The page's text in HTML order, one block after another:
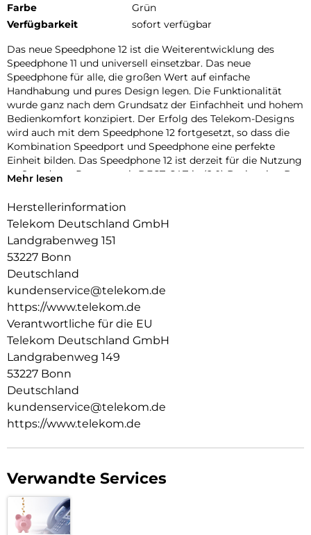
Farbe
Grün
Verfügbarkeit
sofort verfügbar
Das neue Speedphone 12 ist die Weiterentwicklung des
Speedphone 11 und universell einsetzbar. Das neue
Speedphone für alle, die großen Wert auf einfache
Handhabung und pures Design legen. Die Funktionalität
wurde ganz nach dem Grundsatz der Einfachheit und hohem
Bedienkomfort konzipiert. Der Erfolg des Telekom-Designs
wird auch mit dem Speedphone 12 fortgesetzt, so dass die
Kombination Speedport und Speedphone eine perfekte
Einheit bilden. Das Speedphone 12 ist derzeit für die Nutzung
an Speedport-Routern mit DECT-CAT-iq (2.0) Basis, wie z.B.
einem IP-basierten Anschluss optimiert. Das große
Multifunktionstaste (3-Wege Navigation), die einfache
Inbetriebnahme, die intuitive Benutzerführung und HD Voice
runden das Kundenerlebnis ab.
Mehr lesen
Herstellerinformation
Telekom Deutschland GmbH
Landgrabenweg 151
53227 Bonn
Deutschland
kundenservice@telekom.de
https://www.telekom.de
Verantwortliche für die EU
Telekom Deutschland GmbH
Landgrabenweg 149
53227 Bonn
Deutschland
kundenservice@telekom.de
https://www.telekom.de
Verwandte Services